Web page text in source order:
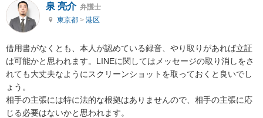
泉 亮介 弁護士
東京都 > 港区
借用書がなくとも、本人が認めている録音、やり取りがあれば立証
は可能かと思われます。LINEに関してはメッセージの取り消しをさ
れても大丈夫なようにスクリーンショットを取っておくと良いでし
ょう。
相手の主張には特に法的な根拠はありませんので、相手の主張に応
じる必要はないかと思われます。